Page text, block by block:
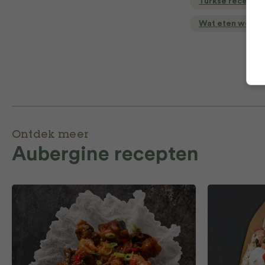
Wat eten we
Ontdek meer
Aubergine recepten